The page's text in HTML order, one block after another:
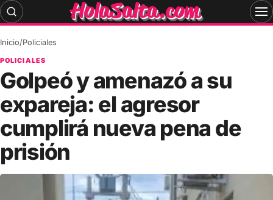
Skip
to
Inicio/Policiales
POLICIALES
Golpeó y amenazó a su
expareja: el agresor
cumplirá nueva pena de
prisión